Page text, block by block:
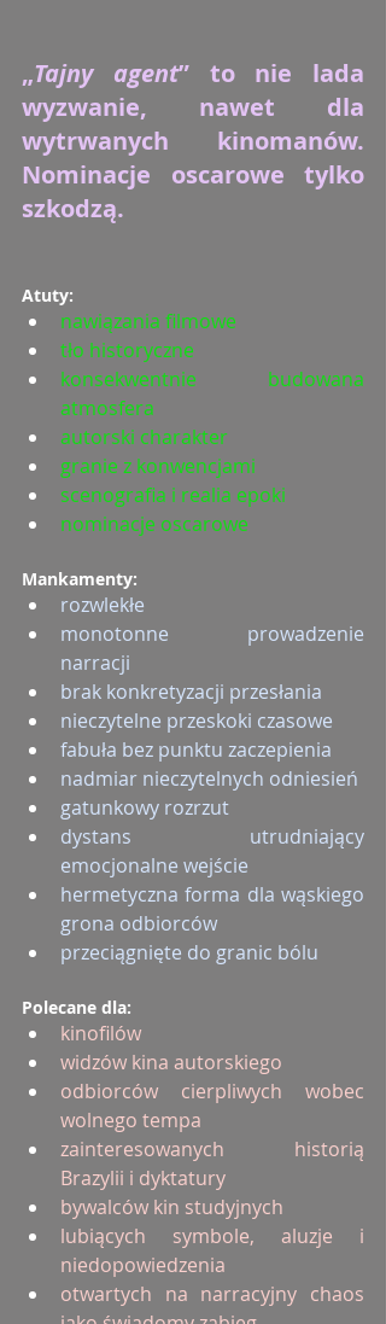
„Tajny agent” to nie lada
wyzwanie, nawet dla
wytrwanych kinomanów.
Nominacje oscarowe tylko
szkodzą.
Atuty:
nawiązania filmowe
tło historyczne
konsekwentnie budowana
atmosfera
autorski charakter
granie z konwencjami
scenografia i realia epoki
nominacje oscarowe
Mankamenty:
rozwlekłe
monotonne prowadzenie
narracji
brak konkretyzacji przesłania
nieczytelne przeskoki czasowe
fabuła bez punktu zaczepienia
nadmiar nieczytelnych odniesień
gatunkowy rozrzut
dystans utrudniający
emocjonalne wejście
hermetyczna forma dla wąskiego
grona odbiorców
przeciągnięte do granic bólu
Polecane dla:
kinofilów
widzów kina autorskiego
odbiorców cierpliwych wobec
wolnego tempa
zainteresowanych historią
Brazylii i dyktatury
bywalców kin studyjnych
lubiących symbole, aluzje i
niedopowiedzenia
otwartych na narracyjny chaos